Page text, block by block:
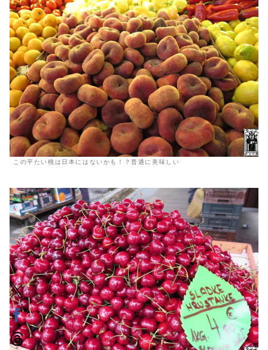
この平たい桃は日本にはないかも！？普通に美味しい